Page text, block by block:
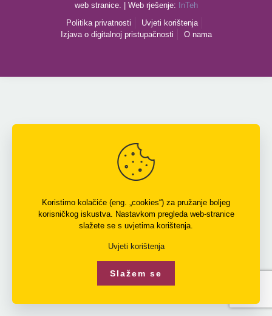
web stranice. | Web rješenje:
InTeh
Politika privatnosti
Uvjeti korištenja
Izjava o digitalnoj pristupačnosti
O nama
Koristimo kolačiće (eng. „cookies“) za pružanje boljeg
korisničkog iskustva. Nastavkom pregleda web-stranice
slažete se s uvjetima korištenja.
Uvjeti korištenja
Slažem se